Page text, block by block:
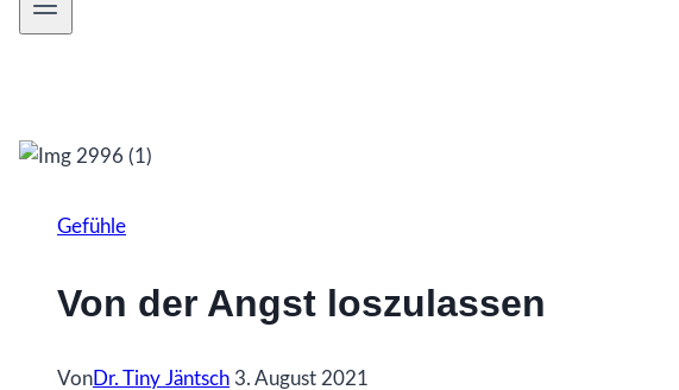
Gefühle
Von der Angst loszulassen
VonDr. Tiny Jäntsch 3. August 2021